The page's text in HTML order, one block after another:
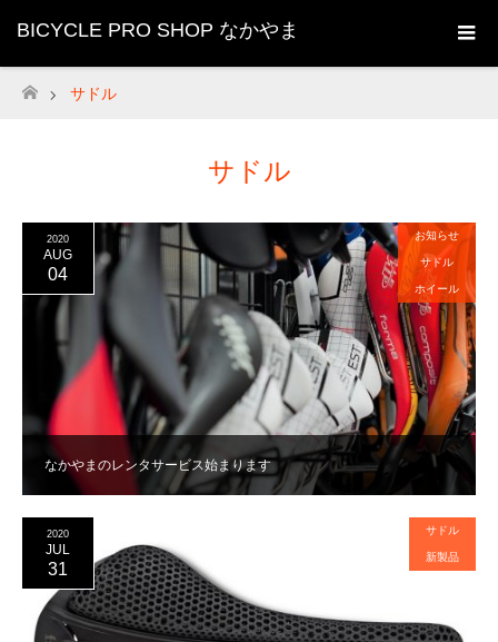
BICYCLE PRO SHOP なかやま
ホーム
サドル
サドル
なかやまのレンタサービス始まります
2020
AUG
04
お知らせ
サドル
ホイール
2020
JUL
31
サドル
新製品